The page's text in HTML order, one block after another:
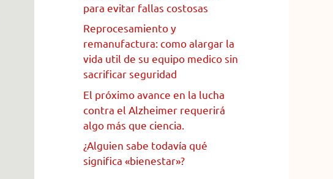
para evitar fallas costosas
Reprocesamiento y
remanufactura: como alargar la
vida util de su equipo medico sin
sacrificar seguridad
El próximo avance en la lucha
contra el Alzheimer requerirá
algo más que ciencia.
¿Alguien sabe todavía qué
significa «bienestar»?